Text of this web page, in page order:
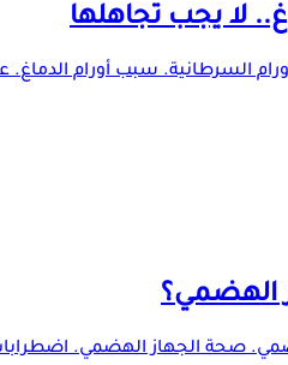
السرطانية. سبب أورام الدماغ.
الهضمي؟
الهضمي. صحة الجهاز الهضمي.